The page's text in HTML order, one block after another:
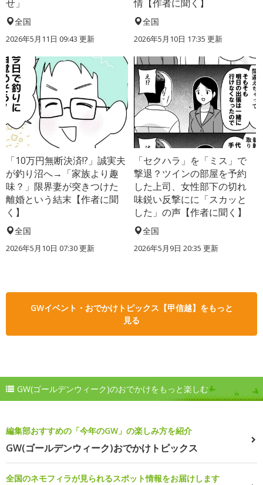
せ」
全国
2026年5月11日 09:43 更新
情【作者に聞く】
全国
2026年5月10日 17:35 更新
「10万円無断決済!?」誠実夫
が釣り沼へ→「家族より趣
味？」限界妻が突きつけた
離婚という結末【作者に聞
く】
全国
2026年5月10日 07:30 更新
「セクハラ」を「ミス」で
撃退？ツインの部屋を予約
した上司、女性部下の切れ
味鋭い反撃にに「スカッと
した」の声【作者に聞く】
全国
2026年5月9日 20:35 更新
GWイベント・おでかけトピックス【甲信越】をもっと
見る
GW(ゴールデンウィーク)のおでかけをもっと楽しむ
編集部おすすめの「今年のGW」の楽しみ方を紹介
GW(ゴールデンウィーク)おでかけトピックス
全国のネモフィラが見られるスポット情報をお届けします